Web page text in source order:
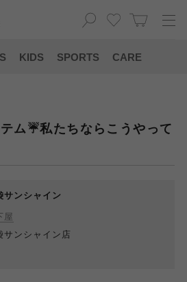
KIDS SPORTS CARE
ム☔️私たちならこうやって
サンシャイン
屋
サンシャイン店